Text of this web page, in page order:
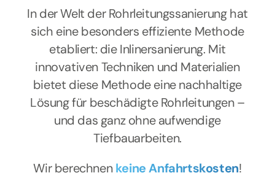
In der Welt der Rohrleitungssanierung hat
sich eine besonders effiziente Methode
etabliert: die Inlinersanierung. Mit
innovativen Techniken und Materialien
bietet diese Methode eine nachhaltige
Lösung für beschädigte Rohrleitungen –
und das ganz ohne aufwendige
Tiefbauarbeiten.
Wir berechnenkeine Anfahrtskosten!